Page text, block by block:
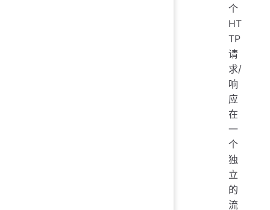
个
HT
TP
请
求/
响
应
在
一
个
独
立
的
流